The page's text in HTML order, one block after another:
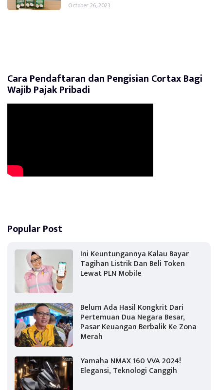
October 26, 2023
Cara Pendaftaran dan Pengisian Cortax Bagi
Wajib Pajak Pribadi
Popular Post
Ini Keuntungannya Kalau Bayar
Tagihan Listrik Dan Beli Token
Lewat PLN Mobile
Belum Ada Hasil Kongkrit Dari
Pertemuan Dua Negara Besar,
Pasar Keuangan Berbalik Ke Zona
Merah
Yamaha NMAX 160 VVA 2024!
Elegansi, Teknologi Canggih